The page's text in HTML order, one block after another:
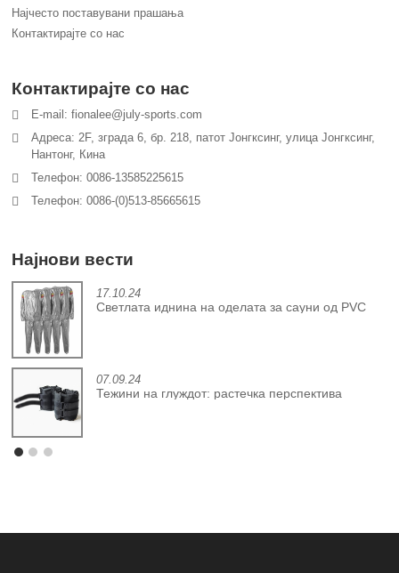
Најчесто поставувани прашања
Контактирајте со нас
Контактирајте со нас
E-mail: fionalee@july-sports.com
Адреса: 2F, зграда 6, бр. 218, патот Јонгксинг, улица Јонгксинг,
Нантонг, Кина
Телефон: 0086-13585225615
Телефон: 0086-(0)513-85665615
Најнови вести
17.10.24
Светлата иднина на оделата за сауни од PVC
07.09.24
Тежини на глуждот: растечка перспектива